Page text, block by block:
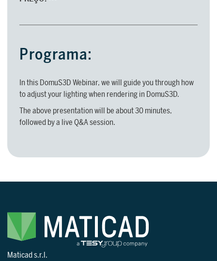
SUPORTE
Assistência técnica para guiá-lo através
do software, desde a instalação até o
PARA AQUITETOS E DESIGNERS
Saiba mais >
Programa:
In this DomuS3D Webinar, we will guide you through how
to adjust your lighting when rendering in DomuS3D.
The above presentation will be about 30 minutes,
followed by a live Q&A session.
Maticad s.r.l.